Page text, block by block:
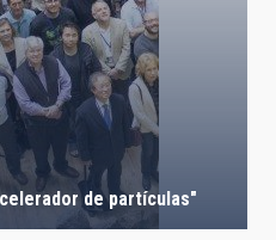
de partículas"